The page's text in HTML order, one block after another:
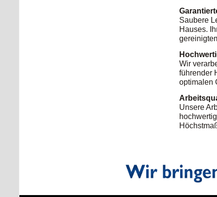
Saubere
Hauses.
Wir
führender
optimalen
Unsere